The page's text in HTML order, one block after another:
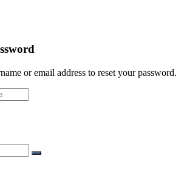
or email address to reset your password.